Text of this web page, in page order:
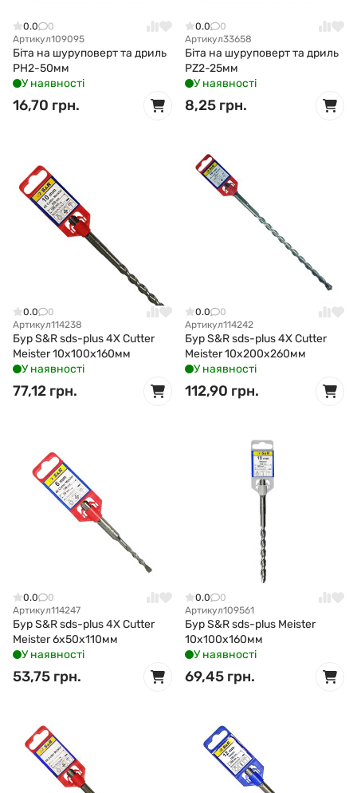
0.0
0
Артикул109095
Біта на шуруповерт та дриль
РH2-50мм
У наявності
16,70 грн.
0.0
0
Артикул33658
Біта на шуруповерт та дриль
РZ2-25мм
У наявності
8,25 грн.
0.0
0
Артикул114238
Бур S&R sds-plus 4X Cutter
Meister 10x100x160мм
У наявності
77,12 грн.
0.0
0
Артикул114242
Бур S&R sds-plus 4X Cutter
Meister 10x200x260мм
У наявності
112,90 грн.
0.0
0
Артикул114247
Бур S&R sds-plus 4X Cutter
Meister 6x50x110мм
У наявності
53,75 грн.
0.0
0
Артикул109561
Бур S&R sds-plus Meister
10x100x160мм
У наявності
69,45 грн.